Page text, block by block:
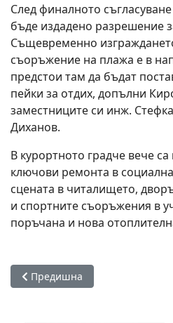
След финалното
бъде издадено разрешение
Същевременно
съоръжение на плажа е в
предстои там да бъдат
пейки за отдих, допълни
заместниците си инж.
Диханов.
В курортното градче вече
ключови ремонта в
сцената в читалището,
и спортните съоръжения в
поръчана и нова
Предишна статия: Пътищата
Предишна